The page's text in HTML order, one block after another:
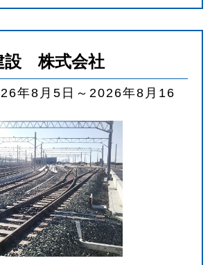
設 株式会社
年8月5日～2026年8月16